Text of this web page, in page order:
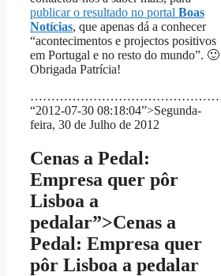
publicar o resultado no portal Boas
Notícias, que apenas dá a conhecer
“acontecimentos e projectos positivos
em Portugal e no resto do mundo”. 🙂
Obrigada Patrícia!
“2012-07-30 08:18:04”>Segunda-
feira, 30 de Julho de 2012
Cenas a Pedal:
Empresa quer pôr
Lisboa a
pedalar”>Cenas a
Pedal: Empresa quer
pôr Lisboa a pedalar